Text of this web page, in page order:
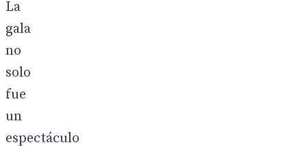
La
gala
no
solo
fue
un
espectáculo